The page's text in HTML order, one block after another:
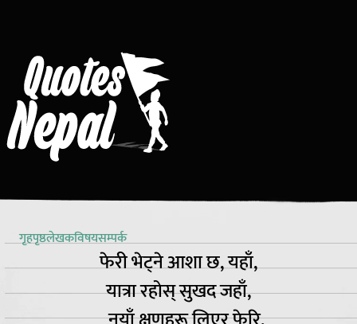
गृहपृष्ठलेखकविषयसम्पर्क
फेरी भेट्ने आशा छ, यहाँ,
यात्रा रहोस् सुखद जहाँ,